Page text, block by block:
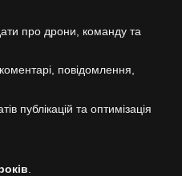
про дрони, команду та
повідомлення,
публікацій та оптимізація